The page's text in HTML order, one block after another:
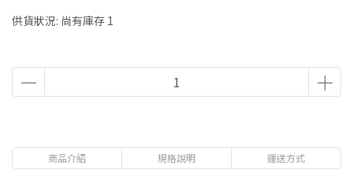
供貨狀況: 尚有庫存 1
商品介紹 規格說明 運送方式